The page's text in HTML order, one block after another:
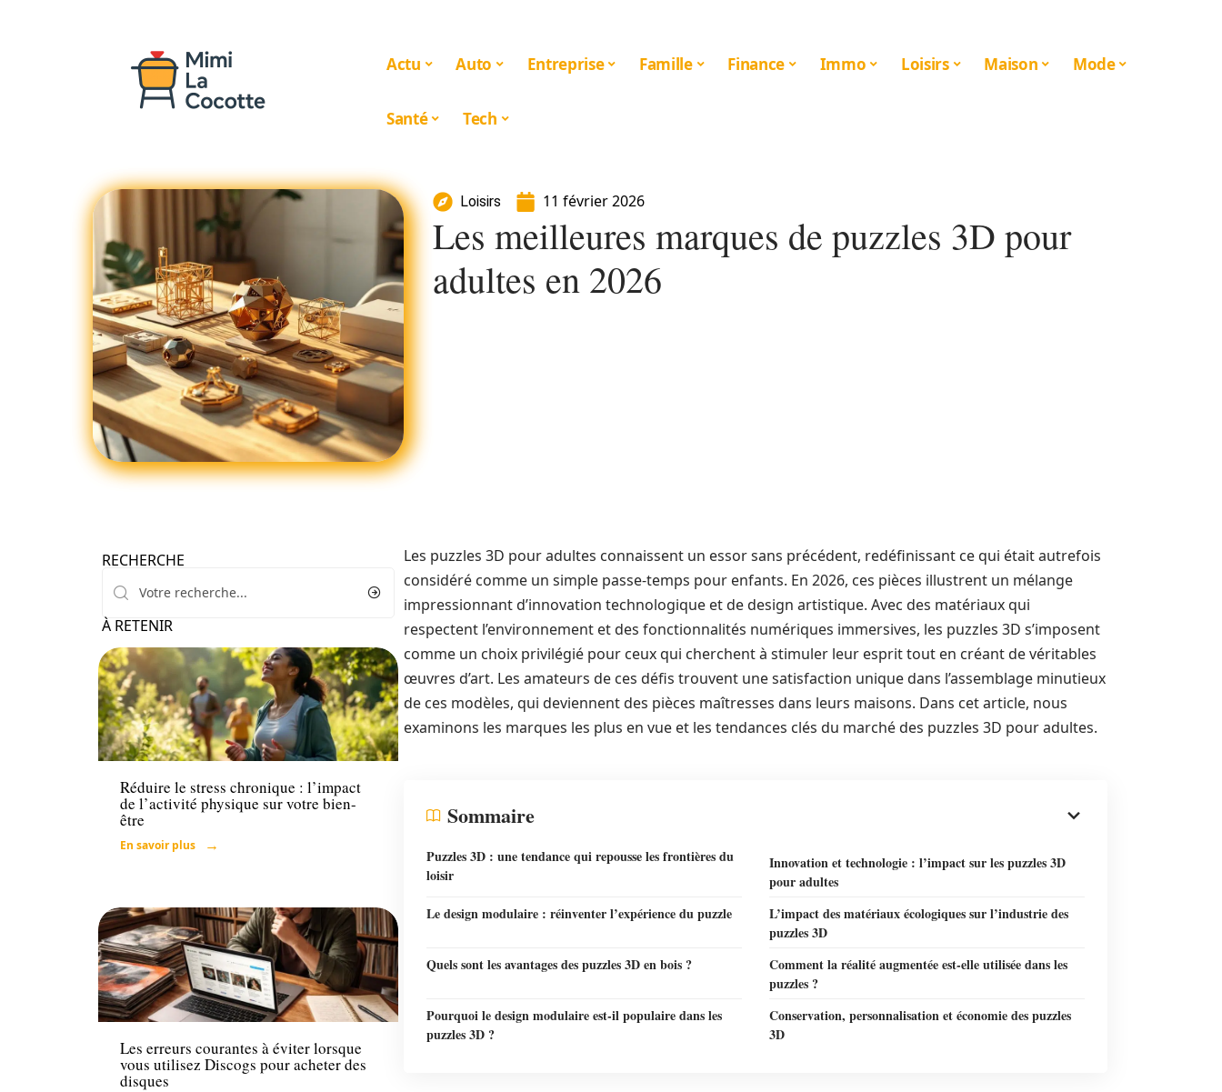
Actu Auto Entreprise Famille Finance Immo Loisirs Maison Mode
Santé Tech
Loisirs 11 février 2026
Les meilleures marques de puzzles 3D pour
adultes en 2026
RECHERCHE
À RETENIR
Santé
Réduire le stress chronique : l’impact
de l’activité physique sur votre bien-
être
En savoir plus
Loisirs
Les erreurs courantes à éviter lorsque
vous utilisez Discogs pour acheter des
disques
Les puzzles 3D pour adultes connaissent un essor sans précédent, redéfinissant ce qui était autrefois
considéré comme un simple passe-temps pour enfants. En 2026, ces pièces illustrent un mélange
impressionnant d’innovation technologique et de design artistique. Avec des matériaux qui
respectent l’environnement et des fonctionnalités numériques immersives, les puzzles 3D s’imposent
comme un choix privilégié pour ceux qui cherchent à stimuler leur esprit tout en créant de véritables
œuvres d’art. Les amateurs de ces défis trouvent une satisfaction unique dans l’assemblage minutieux
de ces modèles, qui deviennent des pièces maîtresses dans leurs maisons. Dans cet article, nous
examinons les marques les plus en vue et les tendances clés du marché des puzzles 3D pour adultes.
Sommaire
Puzzles 3D : une tendance qui repousse les frontières du
loisir
Innovation et technologie : l’impact sur les puzzles 3D
pour adultes
Le design modulaire : réinventer l’expérience du puzzle
L’impact des matériaux écologiques sur l’industrie des
puzzles 3D
Quels sont les avantages des puzzles 3D en bois ?
Comment la réalité augmentée est-elle utilisée dans les
puzzles ?
Pourquoi le design modulaire est-il populaire dans les
puzzles 3D ?
Conservation, personnalisation et économie des puzzles
3D